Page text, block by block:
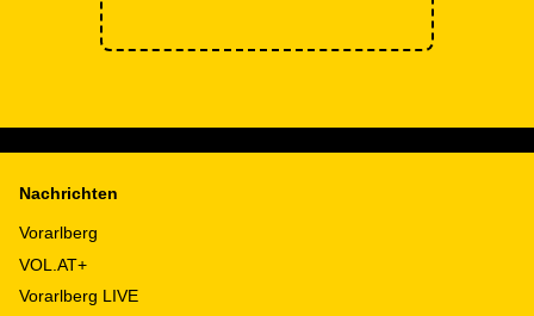
Nachrichten
Vorarlberg
VOL.AT+
Vorarlberg LIVE